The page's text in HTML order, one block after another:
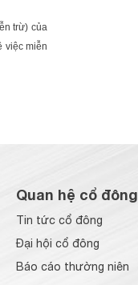
trừ) của
việc miễn
Quan hệ cổ đông
Tin tức cổ đông
Đại hội cổ đông
Báo cáo thường niên